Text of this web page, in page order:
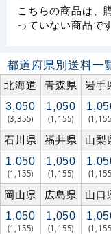
こちらの商品は、
っていない商品です
都道府県別送料一
北海道
青森県 岩手
3,050
(3,355)
1,050
(1,155)
石川県 福井県 山梨
1,050
(1,155)
1,050
(1,155)
岡山県 広島県 山口
1,050
(1,155)
1,050
(1,155)